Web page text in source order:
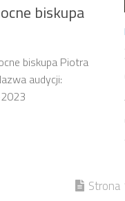
biskupa
biskupa Piotra
audycji:
03-2023
Strona